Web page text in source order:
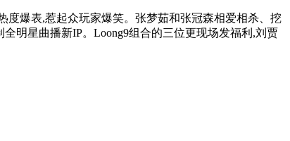
爆表,惹起众玩家爆笑。张梦茹和张冠森相爱相杀、挖
明星曲播新IP。Loong9组合的三位更现场发福利,刘贾